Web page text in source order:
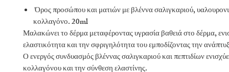
Όρος προσώπου και ματιών με βλέννα σαλιγκαριού,
κολλαγόνο. 20ml
Μαλακώνει το δέρμα μεταφέροντας υγρασία βαθειά στο δέρμα,
ελαστικότητα και την σφριγηλότητα του εμποδίζοντας την
Ο ενεργός συνδυασμός βλέννας σαλιγκαριού και πεπτιδίων
κολλαγόνου και την σύνθεση ελαστίνης.